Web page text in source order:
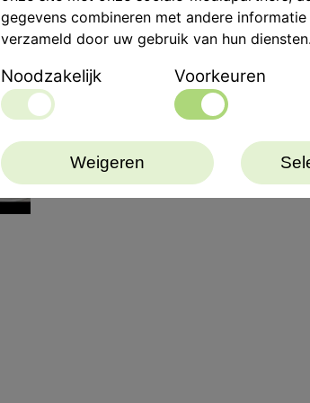
gegevens combineren met andere
verzameld door uw gebruik van hun diensten.
Noodzakelijk Voorkeuren
Weigeren